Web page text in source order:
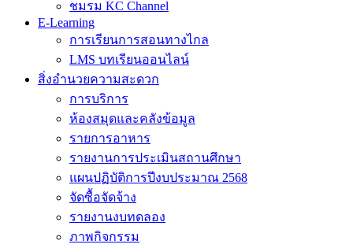
ชมรม KC Channel
E-Learning
การเรียนการสอนทางไกล
LMS บทเรียนออนไลน์
สิ่งอำนวยความสะดวก
การบริการ
ห้องสมุดและคลังข้อมูล
รายการอาหาร
รายงานการประเมินสถานศึกษา
แผนปฏิบัติการปีงบประมาณ 2568
จัดซื้อจัดจ้าง
รายงานงบทดลอง
ภาพกิจกรรม